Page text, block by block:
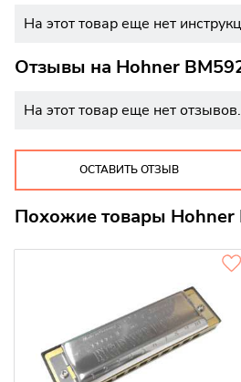
На этот товар еще нет
Отзывы на Hohner
На этот товар еще нет отзывов.
ОСТАВИТЬ ОТЗЫВ
Похожие товары Hohner